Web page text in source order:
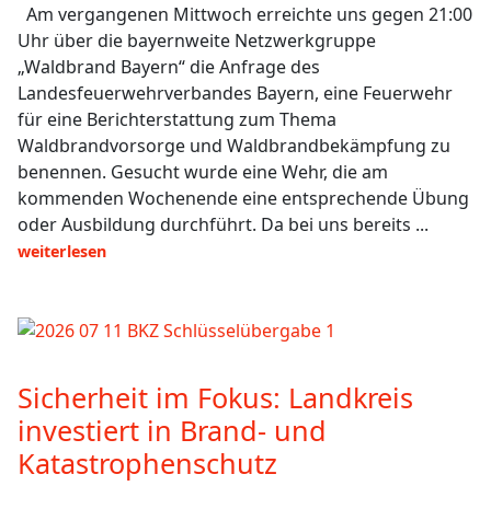
Am vergangenen Mittwoch erreichte uns gegen 21:00
Uhr über die bayernweite Netzwerkgruppe
„Waldbrand Bayern“ die Anfrage des
Landesfeuerwehrverbandes Bayern, eine Feuerwehr
für eine Berichterstattung zum Thema
Waldbrandvorsorge und Waldbrandbekämpfung zu
benennen. Gesucht wurde eine Wehr, die am
kommenden Wochenende eine entsprechende Übung
oder Ausbildung durchführt. Da bei uns bereits ...
weiterlesen
Sicherheit im Fokus: Landkreis
investiert in Brand- und
Katastrophenschutz